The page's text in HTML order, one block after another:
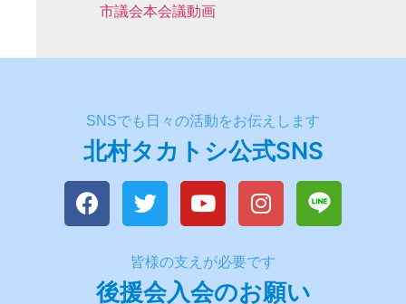
市議会本会議動画
北村タカトシ公式SNS
SNSでも日々の活動をお伝えします
後援会入会のお願い
皆様の支えが必要です